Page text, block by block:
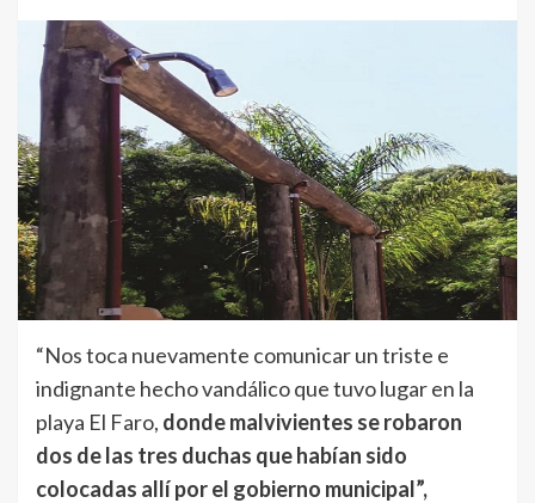
“Nos toca nuevamente comunicar un triste e
indignante hecho vandálico que tuvo lugar en la
playa El Faro, donde malvivientes se robaron
dos de las tres duchas que habían sido
colocadas allí por el gobierno municipal”,